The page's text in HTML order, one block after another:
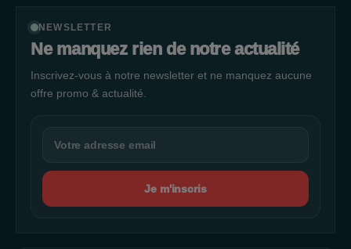
NEWSLETTER
Ne manquez rien de notre actualité
Inscrivez-vous à notre newsletter et ne manquez aucune
offre promo & actualité.
Je m'inscris